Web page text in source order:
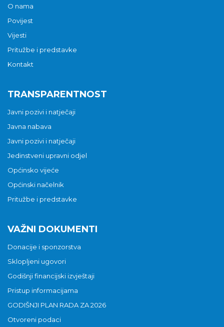
O nama
Povijest
Vijesti
Pritužbe i predstavke
Kontakt
TRANSPARENTNOST
Javni pozivi i natječaji
Javna nabava
Javni pozivi i natječaji
Jedinstveni upravni odjel
Općinsko vijeće
Općinski načelnik
Pritužbe i predstavke
VAŽNI DOKUMENTI
Donacije i sponzorstva
Sklopljeni ugovori
Godišnji financijski izvještaji
Pristup informacijama
GODIŠNJI PLAN RADA ZA 2026
Otvoreni podaci